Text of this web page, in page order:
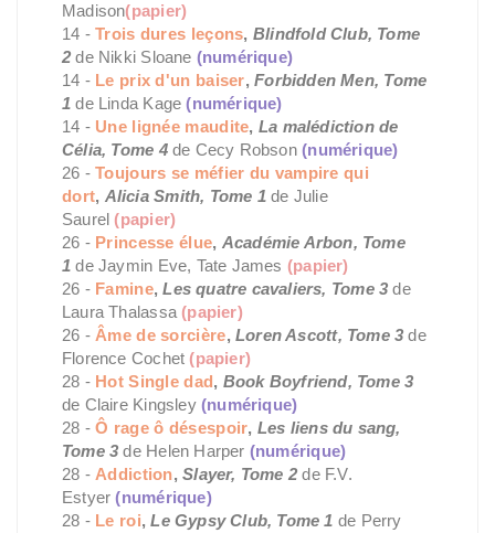
Madison(papier)
14 -Trois dures leçons, Blindfold Club, Tome
2 de Nikki Sloane (numérique)
14 - Le prix d'un baiser,Forbidden Men, Tome
1de Linda Kage(numérique)
14 - Une lignée maudite, La malédiction de
Célia, Tome 4 de Cecy Robson(numérique)
26 -Toujours se méfier du vampire qui
dort, Alicia Smith, Tome 1de Julie
Saurel (papier)
26 - Princesse élue, Académie Arbon, Tome
1de Jaymin Eve, Tate James (papier)
26 - Famine,Les quatre cavaliers, Tome 3de
Laura Thalassa (papier)
26 - Âme de sorcière, Loren Ascott, Tome 3de
Florence Cochet (papier)
28 - Hot Single dad, Book Boyfriend, Tome 3
de Claire Kingsley (numérique)
28 - Ô rage ô désespoir, Les liens du sang,
Tome 3 de Helen Harper (numérique)
28 - Addiction,Slayer, Tome 2de F.V.
Estyer(numérique)
28 - Le roi,Le Gypsy Club, Tome 1 de Perry